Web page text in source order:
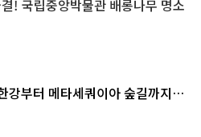
! 국립중앙박물관 배롱나무 명소
강부터 메타세쿼이아 숲길까지…